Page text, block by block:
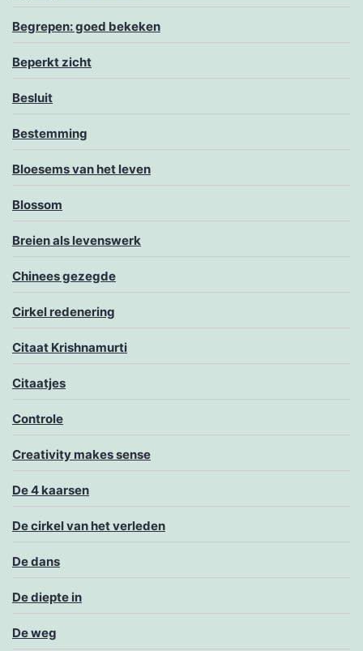
Begrepen: goed bekeken
Beperkt zicht
Besluit
Bestemming
Bloesems van het leven
Blossom
Breien als levenswerk
Chinees gezegde
Cirkel redenering
Citaat Krishnamurti
Citaatjes
Controle
Creativity makes sense
De 4 kaarsen
De cirkel van het verleden
De dans
De diepte in
De weg